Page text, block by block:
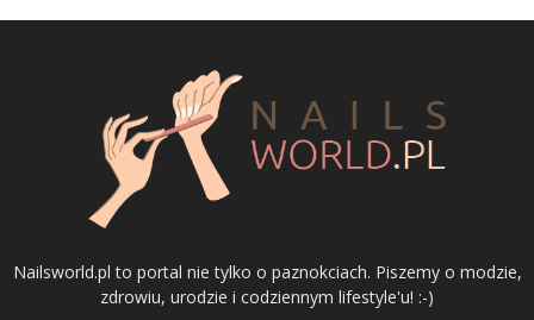
Nailsworld.pl to portal nie tylko o paznokciach. Piszemy o modzie,
zdrowiu, urodzie i codziennym lifestyle'u! :-)